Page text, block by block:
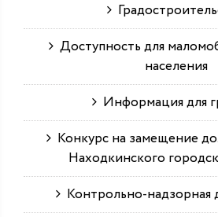
Доступность для
населения
Информация для
Конкурс на замещение
Находкинского
Контрольно-надзорная